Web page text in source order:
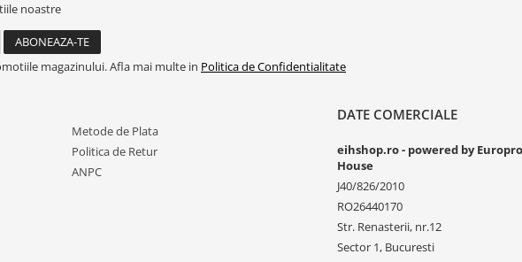
noastre
magazinului. Afla mai multe in Politica de Confidentialitate
Metode de Plata
Politica de Retur
ANPC
DATE COMERCIALE
eihshop.ro - powered by
House
J40/826/2010
RO26440170
Str. Renasterii, nr.12
Sector 1, Bucuresti